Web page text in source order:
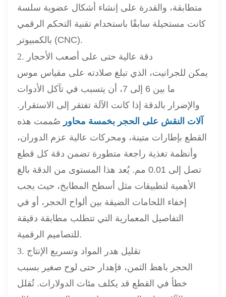
متطابقة، والقدرة على إنشاء أشكال عضوية سلسة
كانت مستحيلة سابقًا باستخدام تقنية التحكم الرقمي
بالكمبيوتر (CNC).
2. دقة عالية حتى على أصعب الأحجار
يمكن للجرانيت، الذي تبلغ صلادته على مقياس موس
ما بين 6 إلى 7، أن يتسبب في تآكل الأدوات
والإضرار بالدقة إذا كانت الآلة تفتقر إلى الاستقرار.
آلات النقش على الحجر بخمسة محاور صُممت هذه
القطع بإطارات متينة، ومحركات عالية عزم الدوران،
وأنظمة تغذية راجعة متطورة تضمن دقة كل قطع
تصل إلى 0.01 مم. يُعد هذا المستوى من الدقة بالغ
الأهمية لتطبيقات مثل أسطح المطابخ، حيث يجب
إخفاء اللحامات الضيقة بين ألواح الحجر، أو في
التفاصيل المعمارية التي تتطلب مطابقة دقيقة
للتصاميم الرقمية.
3. تقليل هدر المواد وتسريع الإنتاج
الحجر باهظ الثمن، فإهدار حتى لوح صغير بسبب
خطأ في القطع قد يكلف مئات الدولارات. تُقلل